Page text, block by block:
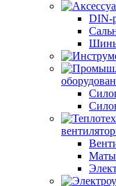
DIN-
Маты